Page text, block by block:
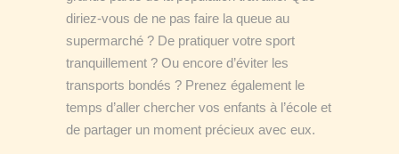
diriez-vous de ne pas faire la queue au
supermarché ? De pratiquer votre sport
tranquillement ? Ou encore d’éviter les
transports bondés ? Prenez également le
temps d’aller chercher vos enfants à l’école et
de partager un moment précieux avec eux.